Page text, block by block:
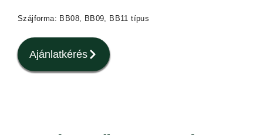
Szájforma: BB08, BB09, BB11 típus
Ajánlatkérés